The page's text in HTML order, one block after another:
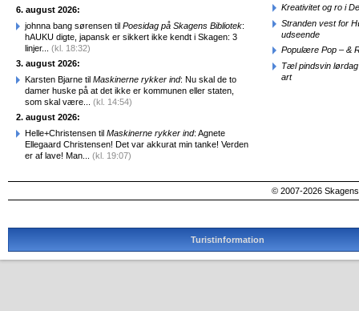
6. august 2026:
johnna bang sørensen til Poesidag på Skagens Bibliotek:
hAUKU digte, japansk er sikkert ikke kendt i Skagen: 3
linjer... (kl. 18:32)
3. august 2026:
Karsten Bjarne til Maskinerne rykker ind: Nu skal de to
damer huske på at det ikke er kommunen eller staten,
som skal være... (kl. 14:54)
2. august 2026:
Helle+Christensen til Maskinerne rykker ind: Agnete
Ellegaard Christensen! Det var akkurat min tanke! Verden
er af lave! Man... (kl. 19:07)
Kreativitet og ro i
Stranden vest for
udseende
Populære Pop – &
Tæl pindsvin
art
© 2007-2026
Turistinformation